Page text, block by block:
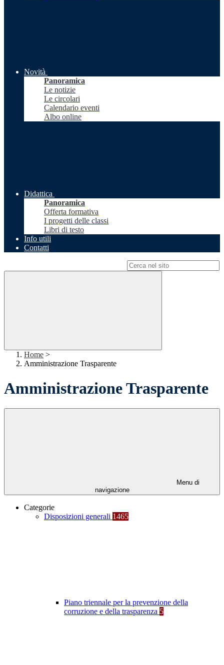
Novità
Panoramica
Le notizie
Le circolari
Calendario eventi
Albo online
Didattica
Panoramica
Offerta formativa
I progetti delle classi
Libri di testo
Info utili
Contatti
Home >
Amministrazione Trasparente
Amministrazione Trasparente
Menu di
navigazione
Categorie
Disposizioni generali 1465
Piano triennale per la prevenzione della
corruzione e della trasparenza 5